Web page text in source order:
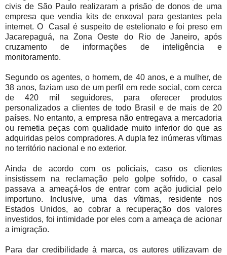
civis de São Paulo realizaram a prisão de donos de uma
empresa que vendia kits de enxoval para gestantes pela
internet. O Casal é suspeito de estelionato e foi preso em
Jacarepaguá, na Zona Oeste do Rio de Janeiro, após
cruzamento de informações de inteligência e
monitoramento.
Segundo os agentes, o homem, de 40 anos, e a mulher, de
38 anos, faziam uso de um perfil em rede social, com cerca
de 420 mil seguidores, para oferecer produtos
personalizados a clientes de todo Brasil e de mais de 20
países. No entanto, a empresa não entregava a mercadoria
ou remetia peças com qualidade muito inferior do que as
adquiridas pelos compradores. A dupla fez inúmeras vítimas
no território nacional e no exterior.
Ainda de acordo com os policiais, caso os clientes
insistissem na reclamação pelo golpe sofrido, o casal
passava a ameaçá-los de entrar com ação judicial pelo
importuno. Inclusive, uma das vítimas, residente nos
Estados Unidos, ao cobrar a recuperação dos valores
investidos, foi intimidade por eles com a ameaça de acionar
a imigração.
Para dar credibilidade à marca, os autores utilizavam de